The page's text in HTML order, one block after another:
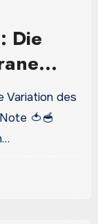
Die
Variation des
🍅🥣